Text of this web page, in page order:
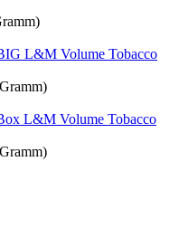
L&M Volume Tobacco
L&M Volume Tobacco